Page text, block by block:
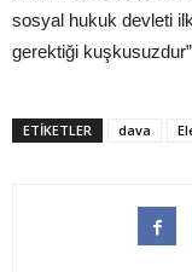
sosyal hukuk devleti
gerektiği
ETIKETLER dava